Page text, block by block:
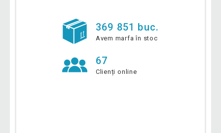
369 851 buc.
Avem marfa în stoc
67
Clienți online